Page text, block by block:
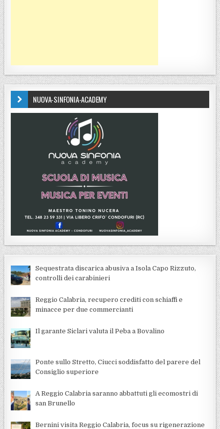
NUOVA-SINFONIA-ACADEMY
Sequestrata discarica abusiva a Isola Capo Rizzuto,
controlli dei carabinieri
Reggio Calabria, recupero crediti con schiaffi e
minacce per due commercianti
Il garante Siclari valuta il Peba a Bovalino
Ponte sullo Stretto, Ciucci soddisfatto del parere del
Consiglio superiore
A Reggio Calabria saranno abbattuti gli ecomostri di
san Brunello
Bernini visita Reggio Calabria, focus su rigenerazione